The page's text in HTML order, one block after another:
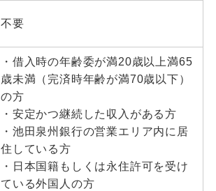
不要
・借入時の年齢委が満20歳以上満65
歳未満（完済時年齢が満70歳以下）
の方
・安定かつ継続した収入がある方
・池田泉州銀行の営業エリア内に居
住している方
・日本国籍もしくは永住許可を受け
ている外国人の方